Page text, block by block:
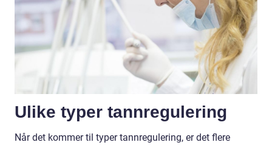
Ulike typer tannregulering
Når det kommer til typer tannregulering, er det flere